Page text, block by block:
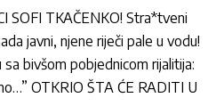
SOFI TKAČENKO! Stra*tveni
javni, njene riječi pale u vodu!
bivšom pobjednicom rijalitija:
OTKRIO ŠTA ĆE RADITI U